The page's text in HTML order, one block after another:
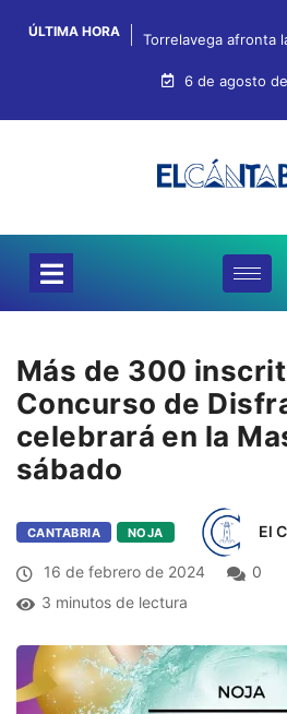
ÚLTIMA HORA Torrelavega afronta
6 de agosto
Más de 300
Concurso de
celebrará en la
sábado
CANTABRIA NOJA El
16 de febrero de 2024
0
3 minutos de lectura